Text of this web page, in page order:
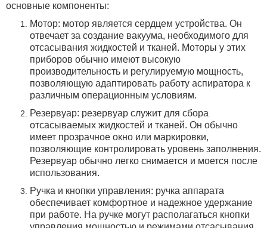
основные компоненты:
Мотор: мотор является сердцем устройства. Он
отвечает за создание вакуума, необходимого для
отсасывания жидкостей и тканей. Моторы у этих
приборов обычно имеют высокую
производительность и регулируемую мощность,
позволяющую адаптировать работу аспиратора к
различным операционным условиям.
Резервуар: резервуар служит для сбора
отсасываемых жидкостей и тканей. Он обычно
имеет прозрачное окно или маркировки,
позволяющие контролировать уровень заполнения.
Резервуар обычно легко снимается и моется после
использования.
Ручка и кнопки управления: ручка аппарата
обеспечивает комфортное и надежное удержание
при работе. На ручке могут располагаться кнопки